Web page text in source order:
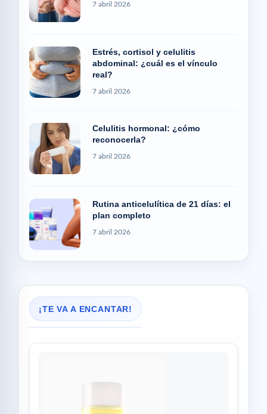
7 abril 2026
Estrés, cortisol y celulitis
abdominal: ¿cuál es el vínculo
real?
7 abril 2026
Celulitis hormonal: ¿cómo
reconocerla?
7 abril 2026
Rutina anticelulítica de 21 días: el
plan completo
7 abril 2026
¡TE VA A ENCANTAR!